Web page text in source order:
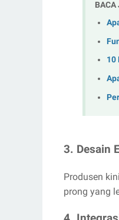
BACA
10
3. Desain
Produsen
prong yang